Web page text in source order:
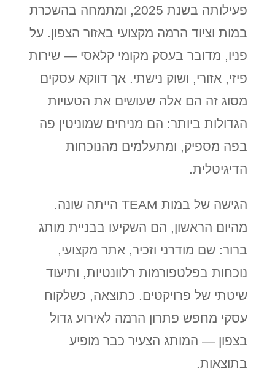
פעילותה בשנת 2025, ומתמחה בהשכרת
במות וציוד הרמה מקצועי באזור הצפון. על
פניו, מדובר בעסק מקומי קלאסי — שירות
פיזי, אזורי, ושוק נישתי. אך דווקא עסקים
מסוג זה הם אלה שעושים את הטעויות
הגדולות ביותר: הם מניחים שמוניטין פה
בפה מספיק, ומתעלמים מהנוכחות
הדיגיטלית.
הגישה של במות TEAM הייתה שונה.
מהיום הראשון, הם השקיעו בבניית מותג
ברור: שם מודרני וזכיר, אתר מקצועי,
נוכחות בפלטפורמות רלוונטיות, ותיעוד
שיטתי של פרויקטים. כתוצאה, כשלקוח
עסקי מחפש פתרון הרמה לאירוע גדול
בצפון — המותג הצעיר כבר מופיע
בתוצאות.